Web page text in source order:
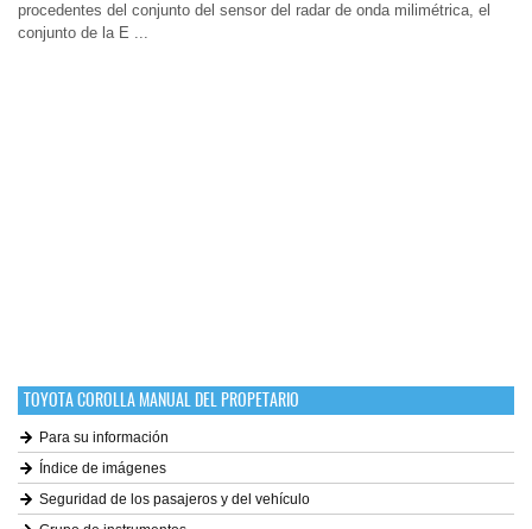
procedentes del conjunto del sensor del radar de onda milimétrica, el
conjunto de la E ...
TOYOTA COROLLA MANUAL DEL PROPETARIO
Para su información
Índice de imágenes
Seguridad de los pasajeros y del vehículo